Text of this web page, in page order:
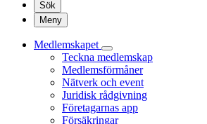
Sök
Meny
Medlemskapet
Teckna medlemskap
Medlemsförmåner
Nätverk och event
Juridisk rådgivning
Företagarnas app
Försäkringar